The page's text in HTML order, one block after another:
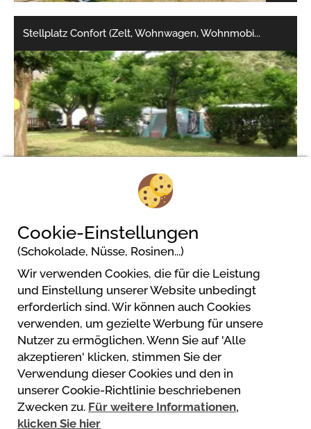
Stellplatz Confort (Zelt, Wohnwagen, Wohnmobi...
Flower Camping Le Riviera
Le Riviera. 3318, route du rocher
07120 Sampzon
Cookie-Einstellungen
(Schokolade, Nüsse, Rosinen...)
Wir verwenden Cookies, die für die Leistung
und Einstellung unserer Website unbedingt
erforderlich sind. Wir können auch Cookies
verwenden, um gezielte Werbung für unsere
Nutzer zu ermöglichen. Wenn Sie auf 'Alle
akzeptieren' klicken, stimmen Sie der
Verwendung dieser Cookies und den in
unserer Cookie-Richtlinie beschriebenen
Zwecken zu. Für weitere Informationen,
klicken Sie hier